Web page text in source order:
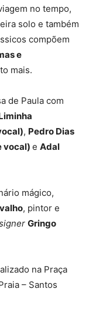
no tempo,
solo e também
compõem
e
mais.
de Paula com
, Pedro Dias
vocal) e Adal
mágico,
, pintor e
Gringo
na Praça
– Santos